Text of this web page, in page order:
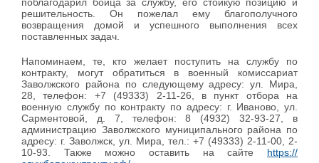
решительность. Он пожелал ему благополучного
возвращения домой и успешного выполнения всех
поставленных задач.
Напоминаем, те, кто желает поступить на службу по
контракту, могут обратиться в военный комиссариат
Заволжского района по следующему адресу: ул. Мира,
28, телефон: +7 (49333) 2-11-26, в пункт отбора на
военную службу по контракту по адресу: г. Иваново, ул.
Сарментовой, д. 7, телефон: 8 (4932) 32-93-27, в
администрацию Заволжского муниципального района по
адресу: г. Заволжск, ул. Мира, тел.: +7 (49333) 2-11-00, 2-
10-93. Также можно оставить на сайте https://